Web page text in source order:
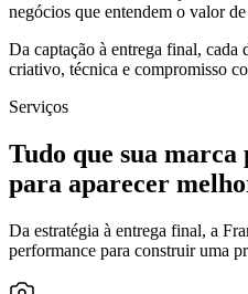
negócios que entendem o valor
Da captação à entrega final, cada
criativo, técnica e compromisso
Serviços
Tudo que sua marca
para aparecer
Da estratégia à entrega final, a
performance para construir uma